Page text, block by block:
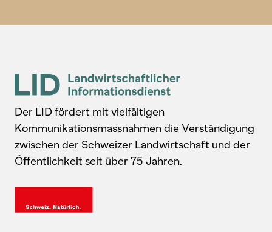
Der LID fördert mit vielfältigen
Kommunikationsmassnahmen die Verständigung
zwischen der Schweizer Landwirtschaft und der
Öffentlichkeit seit über 75 Jahren.